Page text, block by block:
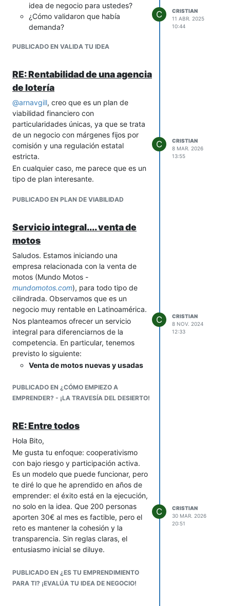
idea de negocio para ustedes?
¿Cómo validaron que había
demanda?
PUBLICADO EN VALIDA TU IDEA
C
CRISTIAN
11 ABR. 2025
10:44
RE: Rentabilidad de una agencia
de lotería
@arnavgill, creo que es un plan de
viabilidad financiero con
particularidades únicas, ya que se trata
de un negocio con márgenes fijos por
comisión y una regulación estatal
estricta.
En cualquier caso, me parece que es un
tipo de plan interesante.
PUBLICADO EN PLAN DE VIABILIDAD
C
CRISTIAN
8 MAR. 2026
13:55
Servicio integral.... venta de
motos
Saludos. Estamos iniciando una
empresa relacionada con la venta de
motos (Mundo Motos -
mundomotos.com), para todo tipo de
cilindrada. Observamos que es un
negocio muy rentable en Latinoamérica.
Nos planteamos ofrecer un servicio
integral para diferenciarnos de la
competencia. En particular, tenemos
previsto lo siguiente:
Venta de motos nuevas y usadas
modelos).
Financiamiento(con diferentes
gestión de trámites).
Taller mecánico
reparaciones ypersonalizaciones
Venta de repuestos y accesorios
(stock de productos originales y de
alta calidad).
Asesoría personalizada (apoyo al
cliente para elegir la moto ideal
según sus necesidades y
presupuesto).
Comunidades de motociclistas
(eventos y actividades para
clientes).
Sin duda, parece un negocio rentable…
PUBLICADO EN ¿CÓMO EMPIEZO A
EMPRENDER? - ¡LA TRAVESÍA DEL DESIERTO!
C
CRISTIAN
8 NOV. 2024
12:33
RE: Entre todos
Hola Bito,
Me gusta tu enfoque: cooperativismo
con bajo riesgo y participación activa.
Es un modelo que puede funcionar, pero
te diré lo que he aprendido en años de
emprender: el éxito está en la ejecución,
no solo en la idea. Que 200 personas
aporten 30€ al mes es factible, pero el
reto es mantener la cohesión y la
transparencia. Sin reglas claras, el
entusiasmo inicial se diluye.
se toman las decisiones (votación,
comité, etc.), qué pasa si alguien no
PUBLICADO EN ¿ES TU EMPRENDIMIENTO
PARA TI? ¡EVALÚA TU IDEA DE NEGOCIO!
C
CRISTIAN
30 MAR. 2026
20:51